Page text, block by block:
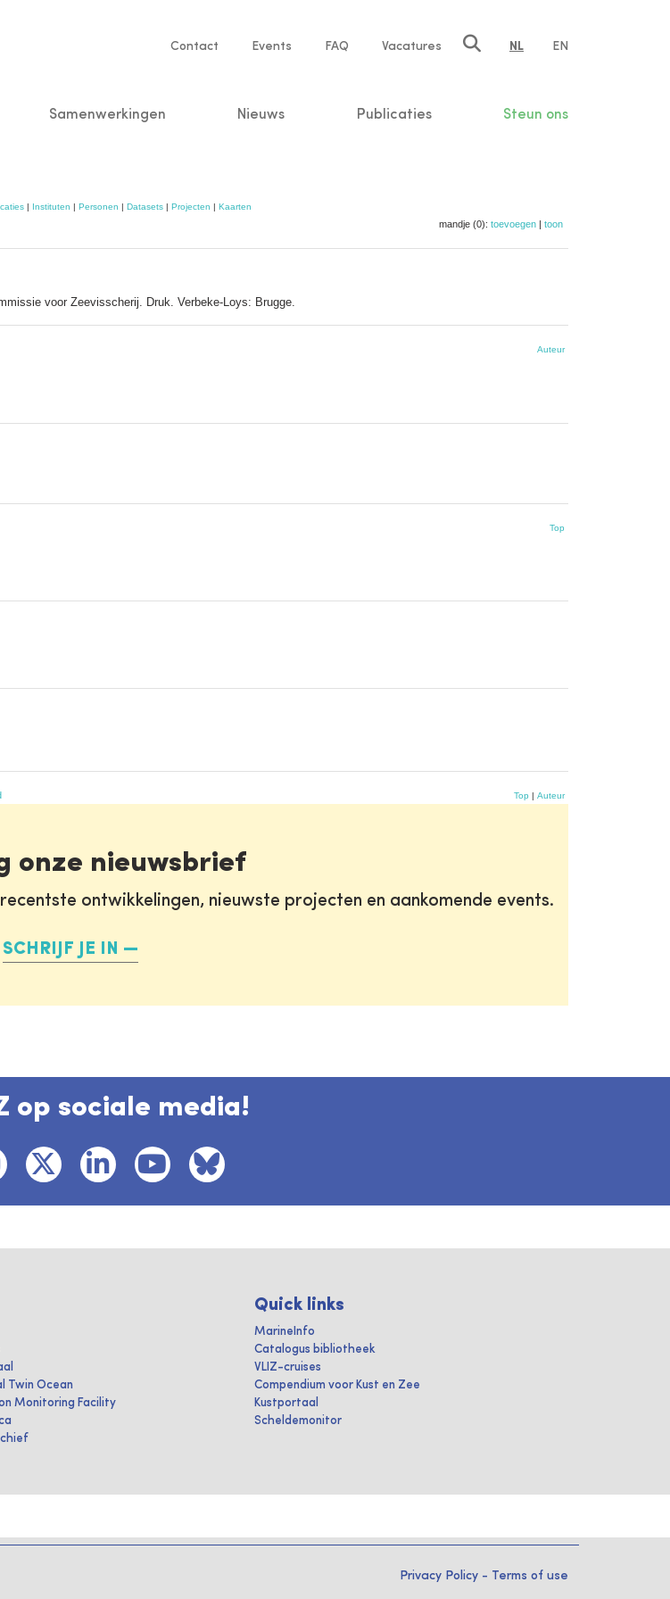
Service
Contact Events FAQ Vacatures NL EN
Samenwerkingen Nieuws Publicaties Steun ons
| Instituten | Personen | Datasets| Projecten | Kaarten
mandje (0): toevoegen | toon
voor Zeevisscherij. Druk. Verbeke-Loys: Brugge.
Auteur
Top
Top | Auteur
onze nieuwsbrief
ontwikkelingen, nieuwste projecten en aankomende events.
SCHRIJF JE IN
op sociale media!
Twin Ocean
Monitoring Facility
Quick links
MarineInfo
Catalogus bibliotheek
VLIZ-cruises
Compendium voor Kust en Zee
Kustportaal
Scheldemonitor
Privacy Policy - Terms of use